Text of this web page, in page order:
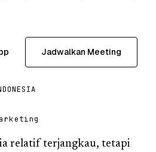
Jadwalkan Meeting
relatif terjangkau, tetapi